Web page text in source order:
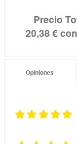
Precio
20,38 €
Opiniones